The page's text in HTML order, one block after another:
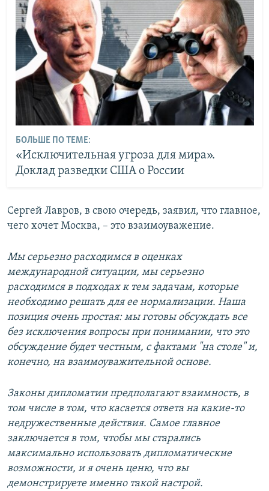
БОЛЬШЕ ПО ТЕМЕ:
«Исключительная угроза для мира».
Доклад разведки США о России
Сергей Лавров, в свою очередь, заявил, что главное,
чего хочет Москва, – это взаимоуважение.
Мы серьезно расходимся в оценках
международной ситуации, мы серьезно
расходимся в подходах к тем задачам, которые
необходимо решать для ее нормализации. Наша
позиция очень простая: мы готовы обсуждать все
без исключения вопросы при понимании, что это
обсуждение будет честным, с фактами "на столе" и,
конечно, на взаимоуважительной основе.
Законы дипломатии предполагают взаимность, в
том числе в том, что касается ответа на какие-то
недружественные действия. Самое главное
заключается в том, чтобы мы старались
максимально использовать дипломатические
возможности, и я очень ценю, что вы
демонстрируете именно такой настрой.